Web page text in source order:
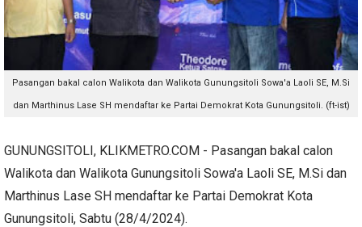
Pasangan bakal calon Walikota dan Walikota Gunungsitoli Sowa'a Laoli SE, M.Si
dan Marthinus Lase SH mendaftar ke Partai Demokrat Kota Gunungsitoli. (ft-ist)
GUNUNGSITOLI, KLIKMETRO.COM - Pasangan bakal calon
Walikota dan Walikota Gunungsitoli Sowa'a Laoli SE, M.Si dan
Marthinus Lase SH mendaftar ke Partai Demokrat Kota
Gunungsitoli, Sabtu (28/4/2024).